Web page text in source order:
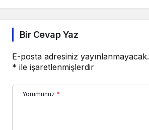
Bir Cevap Yaz
E-posta adresiniz yayınlanmayacak.
* ile işaretlenmişlerdir
Yorumunuz *